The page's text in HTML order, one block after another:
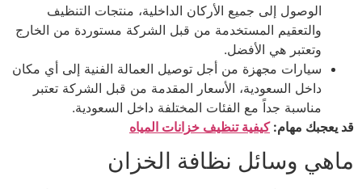
الوصول إلى جميع الأركان الداخلية، منتجات التنظيف
والتعقيم المستخدمة من قبل الشركة مستوردة من الخارج
وتعتبر هي الأفضل.
سيارات مجهزة من أجل توصيل العمالة الفنية إلى أي مكان
داخل السعودية، الأسعار المقدمة من قبل الشركة تعتبر
مناسبة جداً مع الفئات المختلفة داخل السعودية.
قد يعجبك مهام:كيفية تنظيف خزانات المياه
ماهي وسائل نظافة الخزان